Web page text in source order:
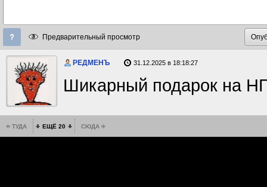
Предварительный просмотр
РЕДМЕНЪ 31.12.2025 в 18:18:27
Шикарный подарок на
ТУДА ЕЩЁ 20 СЮДА